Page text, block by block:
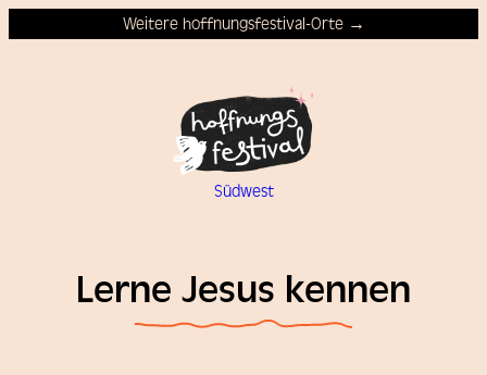
Weitere hoffnungsfestival-Orte →
Südwest
Lerne Jesus kennen